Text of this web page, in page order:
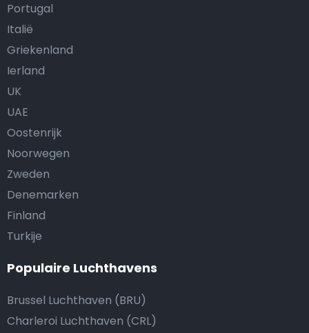
Portugal
Italië
Griekenland
Ierland
UK
UAE
Oostenrijk
Noorwegen
Zweden
Denemarken
Finland
Turkije
Populaire Luchthavens
Brussel Luchthaven (BRU)
Charleroi Luchthaven (CRL)